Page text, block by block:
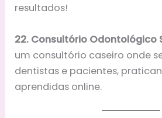
resultados!
22. Consultório Odontológico
um consultório caseiro onde
dentistas e pacientes,
aprendidas online.